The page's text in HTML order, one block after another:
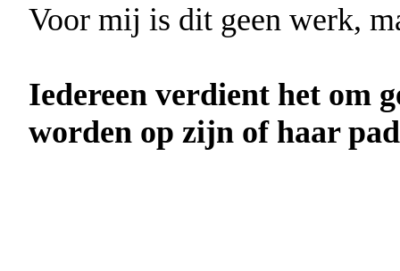
Voor mij is dit geen werk,
Iedereen verdient het om
worden op zijn of haar